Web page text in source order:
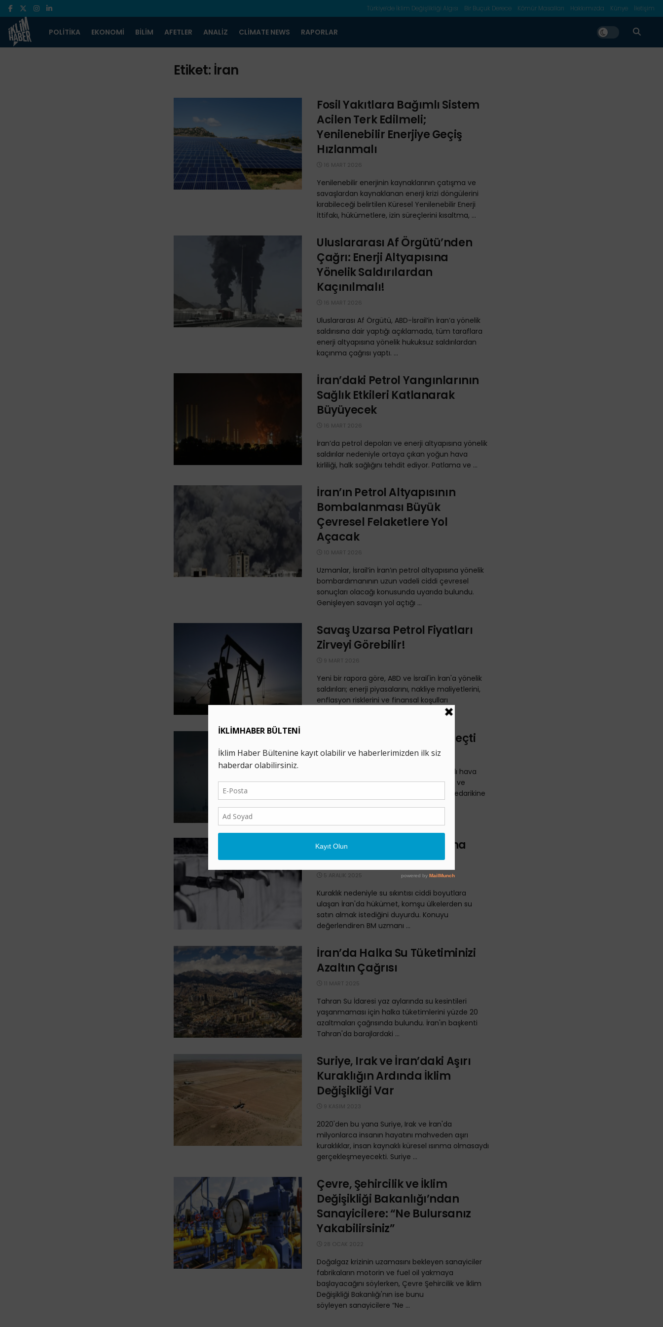
Türkiye’de İklim Değişlikliği Algısı Bir Buçuk Derece Kömür Masalları Hakkımızda Künye İletişim
POLITIKA EKONOMI BILIM AFETLER ANALIZ CLIMATE NEWS RAPORLAR
Etiket: İran
Fosil Yakıtlara Bağımlı Sistem
Acilen Terk Edilmeli;
Yenilenebilir Enerjiye Geçiş
Hızlanmalı
16 MART 2026
Yenilenebilir enerjinin kaynaklarının çatışma ve
savaşlardan kaynaklanan enerji krizi döngülerini
kırabileceği belirtilen Küresel Yenilenebilir Enerji
İttifakı, hükümetlere, izin süreçlerini kısaltma, ...
Uluslararası Af Örgütü’nden
Çağrı: Enerji Altyapısına
Yönelik Saldırılardan
Kaçınılmalı!
16 MART 2026
Uluslararası Af Örgütü, ABD-İsrail’in İran’a yönelik
saldırısına dair yaptığı açıklamada, tüm taraflara
enerji altyapısına yönelik hukuksuz saldırılardan
kaçınma çağrısı yaptı. ...
İran’daki Petrol Yangınlarının
Sağlık Etkileri Katlanarak
Büyüyecek
16 MART 2026
İran’da petrol depoları ve enerji altyapısına yönelik
saldırılar nedeniyle ortaya çıkan yoğun hava
kirliliği, halk sağlığını tehdit ediyor. Patlama ve ...
İran’ın Petrol Altyapısının
Bombalanması Büyük
Çevresel Felaketlere Yol
Açacak
10 MART 2026
Uzmanlar, İsrail’in İran’ın petrol altyapısına yönelik
bombardımanının uzun vadeli ciddi çevresel
sonuçları olacağı konusunda uyarıda bulundu.
Genişleyen savaşın yol açtığı ...
Savaş Uzarsa Petrol Fiyatları
Zirveyi Görebilir!
9 MART 2026
Yeni bir rapora göre, ABD ve İsrail'in İran'a yönelik
saldırıları; enerji piyasalarını, nakliye maliyetlerini,
enflasyon risklerini ve finansal koşulları
Gaz Fiyatları Tırmanışa Geçti
3 MART 2026
ABD ve İsrail’in İran’a başlattığı geniş çaplı hava
harekatının ardından İran’ın misillemeleri ve
karşılıklı saldırılar sürerken küresel enerji tedarikine
İran’daki Su Krizi Su İflasına
Döndü!
5 ARALIK 2025
Kuraklık nedeniyle su sıkıntısı ciddi boyutlara
ulaşan İran'da hükümet, komşu ülkelerden su
satın almak istediğini duyurdu. Konuyu
değerlendiren BM uzmanı ...
İran’da Halka Su Tüketiminizi
Azaltın Çağrısı
11 MART 2025
Tahran Su İdaresi yaz aylarında su kesintileri
yaşanmaması için halka tüketimlerini yüzde 20
azaltmaları çağrısında bulundu. İran'ın başkenti
Tahran'da barajlardaki ...
Suriye, Irak ve İran’daki Aşırı
Kuraklığın Ardında İklim
Değişikliği Var
9 KASIM 2023
2020'den bu yana Suriye, Irak ve İran'da
milyonlarca insanın hayatını mahveden aşırı
kuraklıklar, insan kaynaklı küresel ısınma olmasaydı
gerçekleşmeyecekti. Suriye ...
Çevre, Şehircilik ve İklim
Değişikliği Bakanlığı’ndan
Sanayicilere: “Ne Bulursanız
Yakabilirsiniz”
28 OCAK 2022
Doğalgaz krizinin uzamasını bekleyen sanayiciler
fabrikaların motorin ve fuel oil yakmaya
başlayacağını söylerken, Çevre Şehircilik ve İklim
Değişikliği Bakanlığı'nın ise bunu
söyleyen sanayicilere “Ne ...